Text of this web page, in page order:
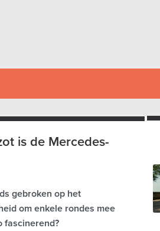
is de Mercedes-
gebroken op het
om enkele rondes mee
fascinerend?